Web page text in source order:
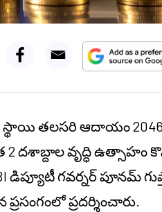
స్థాయి తలసరి ఆదాయం
2 దశాబ్దాల వృద్ధి
డిప్యూటీ గవర్నర్
ప్రదర్శించారు.